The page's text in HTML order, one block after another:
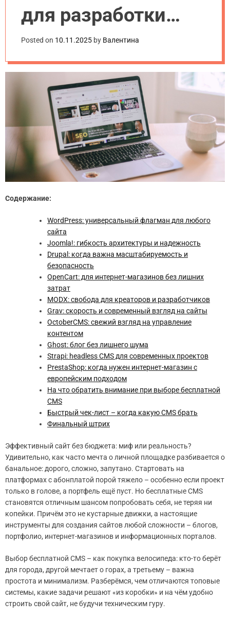
для разработки
сайта: сравнение
возможностей и
удобства
Posted on 10.11.2025 by Валентина
Содержание:
WordPress: универсальный флагман для любого
сайта
Joomla!: гибкость архитектуры и надежность
Drupal: когда важна масштабируемость и
безопасность
OpenCart: для интернет-магазинов без лишних
затрат
MODX: свобода для креаторов и разработчиков
Grav: скорость и современный взгляд на сайты
OctoberCMS: свежий взгляд на управление
контентом
Ghost: блог без лишнего шума
Strapi: headless CMS для современных проектов
PrestaShop: когда нужен интернет-магазин с
европейским подходом
На что обратить внимание при выборе бесплатной
CMS
Быстрый чек-лист – когда какую CMS брать
Финальный штрих
Эффективный сайт без бюджета: миф или реальность?
Удивительно, как часто мечта о личной площадке разбивается о
банальное: дорого, сложно, запутано. Стартовать на
платформах с абонплатой порой тяжело – особенно если проект
только в голове, а портфель ещё пуст. Но бесплатные CMS
становятся отличным шансом попробовать себя, не теряя ни
копейки. Причём это не кустарные движки, а настоящие
инструменты для создания сайтов любой сложности – блогов,
портфолио, интернет-магазинов и информационных порталов.
Выбор бесплатной CMS – как покупка велосипеда: кто-то берёт
для города, другой мечтает о горах, а третьему – важна
простота и минимализм. Разберёмся, чем отличаются топовые
системы, какие задачи решают «из коробки» и на чём удобно
строить свой сайт, не будучи техническим гуру.